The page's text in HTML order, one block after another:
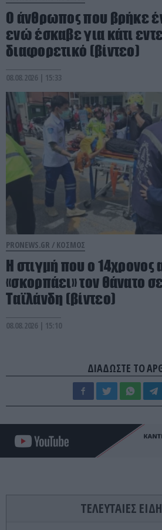
Ο άνθρωπος που βρήκε
ενώ έσκαβε για κάτι
διαφορετικό (βίντεο)
08.08.2026 | 15:33
PRONEWS.GR / ΚΟΣΜΟΣ
Η στιγμή που ο 14χρονος
«σκορπάει» τον θάνατο
Ταϊλάνδη (βίντεο)
08.08.2026 | 15:10
ΔΙΑΔΩΣΤΕ ΤΟ
ΤΕΛΕΥΤΑΙΕΣ